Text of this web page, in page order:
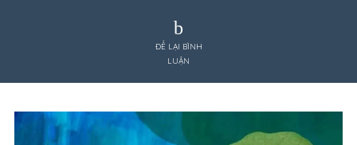
ĐỂ LẠI BÌNH
LUẬN